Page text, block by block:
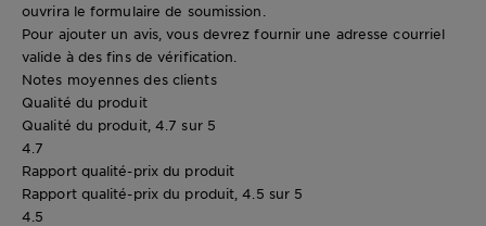
ouvrira le formulaire de soumission.
Pour ajouter un avis, vous devrez fournir une adresse courriel
valide à des fins de vérification.
Notes moyennes des clients
Qualité du produit
Qualité du produit, 4.7 sur 5
4.7
Rapport qualité-prix du produit
Rapport qualité-prix du produit, 4.5 sur 5
4.5